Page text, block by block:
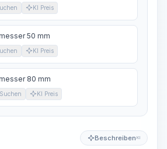
KI Preis
50 mm
KI Preis
80 mm
Suchen KI Preis
Beschreiben KI